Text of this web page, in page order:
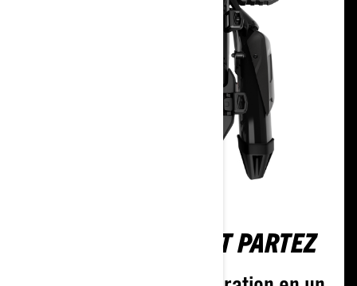
FIXEZ AVEC LINQ ET PARTEZ